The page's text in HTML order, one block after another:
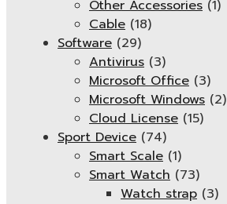
Other Accessories (1)
Cable (18)
Software (29)
Antivirus (3)
Microsoft Office (3)
Microsoft Windows (2)
Cloud License (15)
Sport Device (74)
Smart Scale (1)
Smart Watch (73)
Watch strap (3)